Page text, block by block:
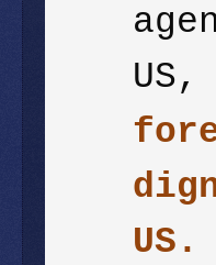
US,
US.